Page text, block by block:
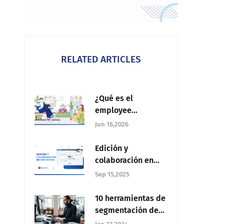
RELATED ARTICLES
¿Qué es el
employee
engagement?
Jun 16,2026
Edición y
colaboración en
encuestas: Conoce
QuestionPro
Sep 15,2025
10 herramientas de
segmentación de